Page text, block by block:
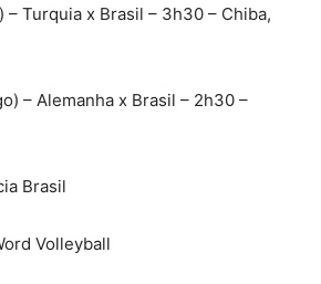
– Turquia x Brasil – 3h30 – Chiba,
– Alemanha x Brasil – 2h30 –
Brasil
Volleyball